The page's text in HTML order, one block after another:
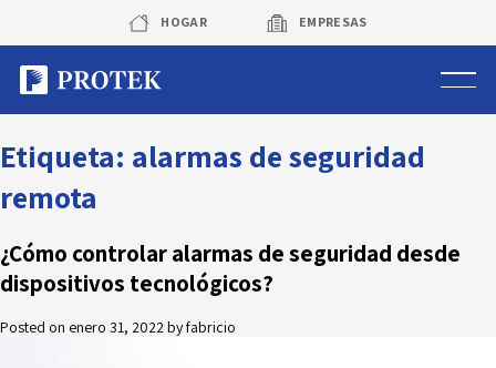
content
HOGAR EMPRESAS
Sistema de alarmas
Rastreo vehicular GPS
Protek Personas
Etiqueta: alarmas de seguridad
remota
¿Cómo controlar alarmas de seguridad desde
dispositivos tecnológicos?
Posted on enero 31, 2022byfabricio